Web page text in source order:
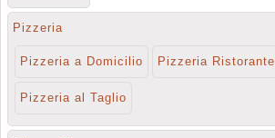
Pizzeria
Pizzeria a Domicilio Pizzeria Ristorante
Pizzeria al Taglio